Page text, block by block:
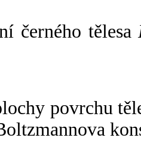
černého tělesa
povrchu